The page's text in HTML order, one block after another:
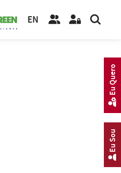
EN
Eu Sou
Eu Quero